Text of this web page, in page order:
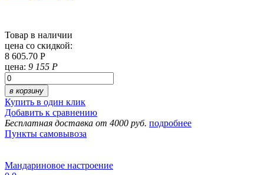
Товар в наличии
цена со скидкой:
8 605.70 Р
цена: 9 155 Р
в корзину
Купить в один клик
Добавить к сравнению
Бесплатная доставка от 4000 руб. подробнее
Пункты самовывоза
Мандариновое настроение